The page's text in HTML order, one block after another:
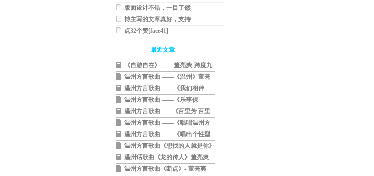
版面设计不错，一目了然
博主写的文章真好，支持
点32个赞[face41]
最近文章
《自游自在》—— 董亮爽-跨度九
年创作完成的原创歌...
温州方言歌曲 ——《温州》董亮
爽
温州方言歌曲 ——《我们相伴
走》董亮爽
温州方言歌曲 ——《乐事保
姆》 董亮爽
温州方言歌曲——《百里芳 百里
坊》董亮爽
温州方言歌曲 ——《唱唱温州方
言秀》
温州方言歌曲 ——《唱出个性型
最崭》
温州方言歌曲《想找的人就是你》
董亮爽
温州话歌曲《龙的传人》董亮爽
温州方言歌曲《断点》- 董亮爽